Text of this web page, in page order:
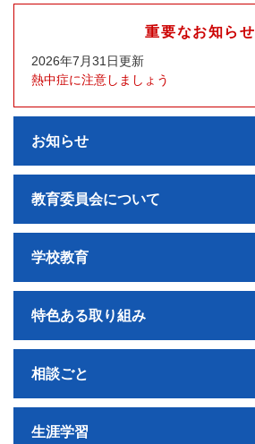
重要なお知らせ
2026年7月31日更新
熱中症に注意しましょう
お知らせ
教育委員会について
学校教育
特色ある取り組み
相談ごと
生涯学習